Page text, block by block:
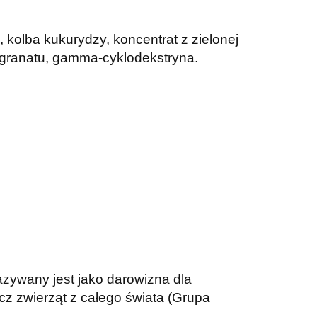
kolba kukurydzy, koncentrat z zielonej
gamma-cyklodekstryna.
jest jako darowizna dla
zwierząt z całego świata (Grupa